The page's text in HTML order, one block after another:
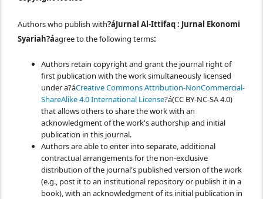
Authors who publish with?áJurnal Al-Ittifaq : Jurnal Ekonomi
Syariah?áagree to the following terms:
Authors retain copyright and grant the journal right of
first publication with the work simultaneously licensed
under a?áCreative Commons Attribution-NonCommercial-
ShareAlike 4.0 International License?á(CC BY-NC-SA 4.0)
that allows others to share the work with an
acknowledgment of the work's authorship and initial
publication in this journal.
Authors are able to enter into separate, additional
contractual arrangements for the non-exclusive
distribution of the journal's published version of the work
(e.g., post it to an institutional repository or publish it in a
book), with an acknowledgment of its initial publication in